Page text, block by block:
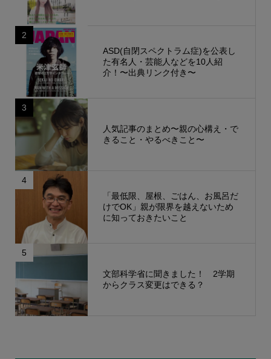
2
ASD(自閉スペクトラム症)を公表し
た有名人・芸能人などを10人紹
介！〜出典リンク付き〜
3
人気記事のまとめ〜親の心構え・で
きること・やるべきこと〜
4
「最低限、屋根、ごはん、お風呂だ
けでOK」親が限界を越えないため
に知っておきたいこと
5
文部科学省に聞きました！ 2学期
からクラス変更はできる？